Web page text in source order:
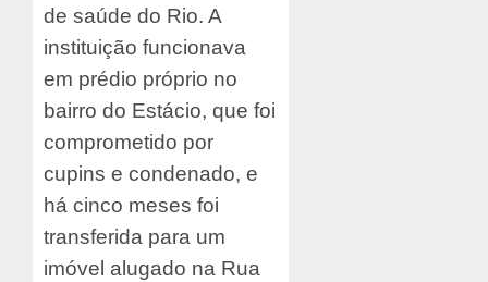
de saúde do Rio. A
instituição funcionava
em prédio próprio no
bairro do Estácio, que foi
comprometido por
cupins e condenado, e
há cinco meses foi
transferida para um
imóvel alugado na Rua